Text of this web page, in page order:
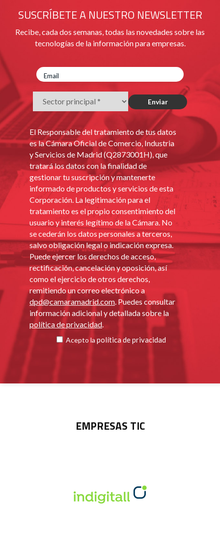
SUSCRÍBETE A NUESTRO NEWSLETTER
Recibe, cada dos semanas, todas las novedades sobre las
tecnologías de la información para empresas.
El Responsable del tratamiento de tus datos
es la Cámara Oficial de Comercio, Industria
y Servicios de Madrid (Q2873001H), que
tratará los datos con la finalidad de
gestionar tu suscripción y mantenerte
informado de productos y servicios de esta
Corporación. La legitimación para el
tratamiento es el propio consentimiento del
usuario y interés legítimo de la Cámara. No
se cederán los datos personales a terceros,
salvo obligación legal o indicación expresa.
Puede ejercer los derechos de acceso,
rectificación, cancelación y oposición, así
como el ejercicio de otros derechos,
remitiendo un correo electrónico a
dpd@camaramadrid.com. Puedes consultar
información adicional y detallada sobre la
política de privacidad.
Acepto la política de privacidad
EMPRESAS TIC